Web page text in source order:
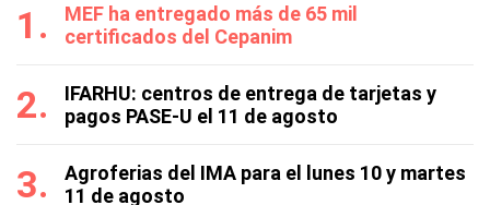
MEF ha entregado más de 65 mil
certificados del Cepanim
IFARHU: centros de entrega de tarjetas y
pagos PASE-U el 11 de agosto
Agroferias del IMA para el lunes 10 y martes
11 de agosto